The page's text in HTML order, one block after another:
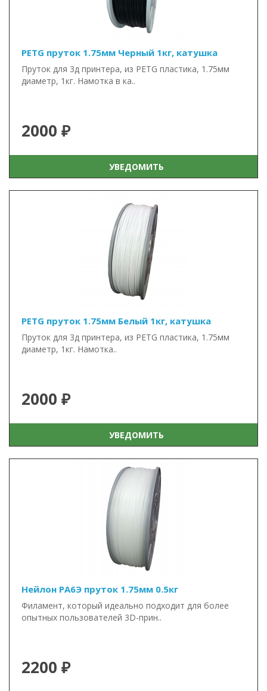
PETG пруток 1.75мм Черный 1кг, катушка
Пруток для 3д принтера, из PETG пластика, 1.75мм
диаметр, 1кг. Намотка в ка..
2000 ₽
УВЕДОМИТЬ
PETG пруток 1.75мм Белый 1кг, катушка
Пруток для 3д принтера, из PETG пластика, 1.75мм
диаметр, 1кг. Намотка..
2000 ₽
УВЕДОМИТЬ
Нейлон PA6Э пруток 1.75мм 0.5кг
Филамент, который идеально подходит для более
опытных пользователей 3D-прин..
2200 ₽